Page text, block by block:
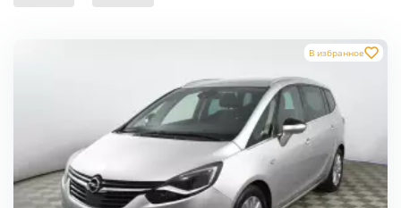
В избранное